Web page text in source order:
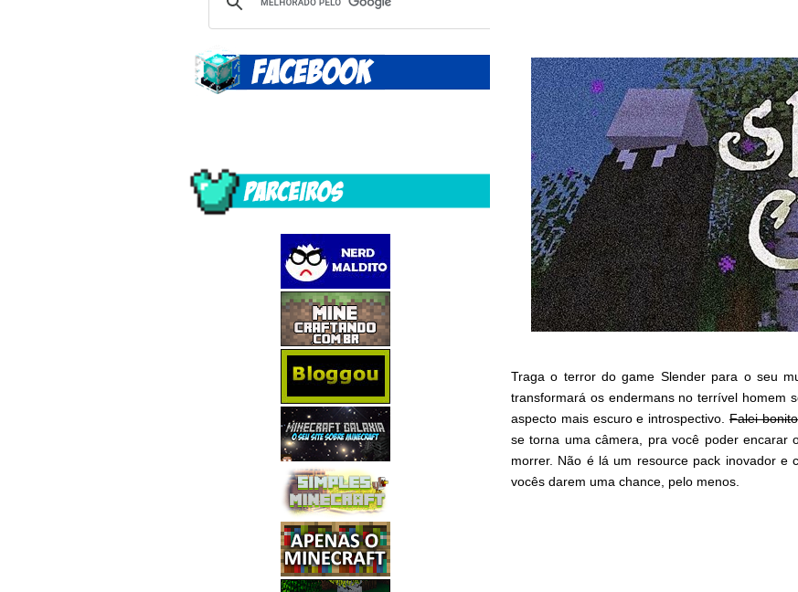
Traga o terror do game Slender para o seu
transformará os endermans no terrível homem
aspecto mais escuro e introspectivo.Falei
se torna uma câmera, pra você poder encarar
morrer. Não é lá um resource pack inovador e
vocês darem uma chance, pelo menos.